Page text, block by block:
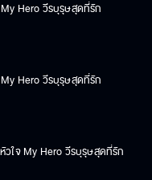
Hero วีรบุรุษสุดที่รัก
Hero วีรบุรุษสุดที่รัก
วใจ My Hero วีรบุรุษสุดที่รัก